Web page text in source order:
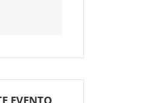
EVENTO